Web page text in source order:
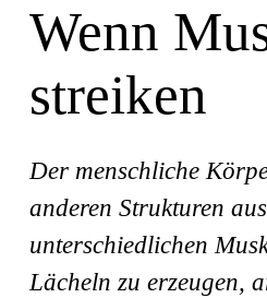
Wenn
streiken
Der menschliche
anderen Strukturen
unterschiedlichen
Lächeln zu erzeugen,